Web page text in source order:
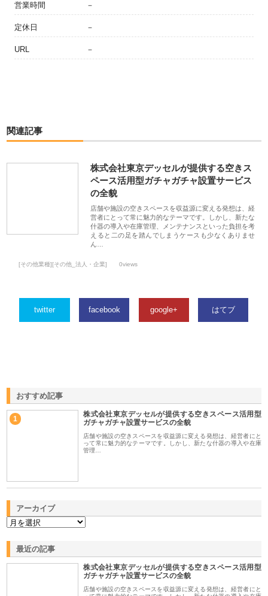
営業時間 －
定休日 －
URL －
関連記事
株式会社東京デッセルが提供する空きス
ペース活用型ガチャガチャ設置サービス
の全貌
店舗や施設の空きスペースを収益源に変える発想は、経
営者にとって常に魅力的なテーマです。しかし、新たな
什器の導入や在庫管理、メンテナンスといった負担を考
えると二の足を踏んでしまうケースも少なくありませ
ん…
[その他業種][その他_法人・企業] 0views
twitter facebook google+ はてブ
おすすめ記事
1
株式会社東京デッセルが提供する空きスペース活用型
ガチャガチャ設置サービスの全貌
店舗や施設の空きスペースを収益源に変える発想は、経営者にと
って常に魅力的なテーマです。しかし、新たな什器の導入や在庫
管理…
アーカイブ
最近の記事
株式会社東京デッセルが提供する空きスペース活用型
ガチャガチャ設置サービスの全貌
店舗や施設の空きスペースを収益源に変える発想は、経営者にと